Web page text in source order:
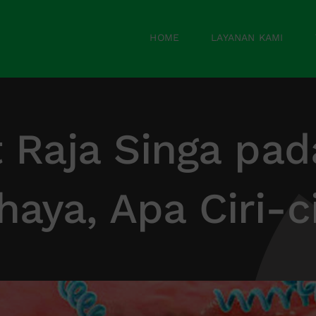
HOME LAYANAN KAMI
Raja Singa
Apa Ciri-